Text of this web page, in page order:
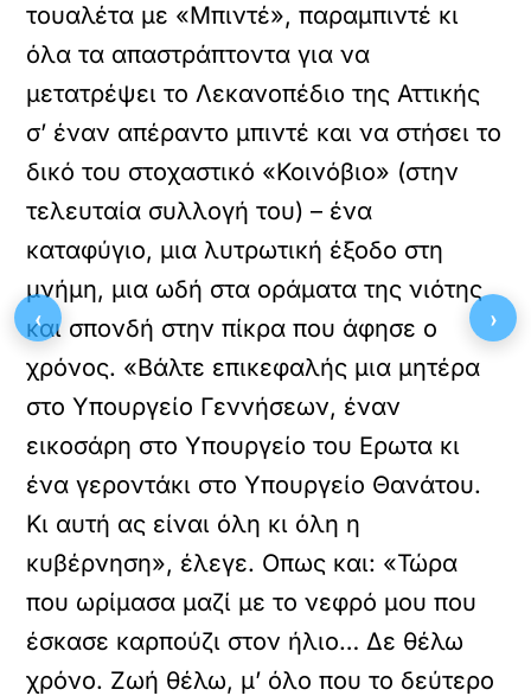
τουαλέτα με «Μπιντέ», παραμπιντέ κι
όλα τα απαστράπτοντα για να
μετατρέψει το Λεκανοπέδιο της Αττικής
σ’ έναν απέραντο μπιντέ και να στήσει το
δικό του στοχαστικό «Κοινόβιο» (στην
τελευταία συλλογή του) – ένα
καταφύγιο, μια λυτρωτική έξοδο στη
μνήμη, μια ωδή στα οράματα της νιότης
και σπονδή στην πίκρα που άφησε ο
χρόνος. «Βάλτε επικεφαλής μια μητέρα
στο Υπουργείο Γεννήσεων, έναν
εικοσάρη στο Υπουργείο του Ερωτα κι
ένα γεροντάκι στο Υπουργείο Θανάτου.
Κι αυτή ας είναι όλη κι όλη η
κυβέρνηση», έλεγε. Οπως και: «Τώρα
που ωρίμασα μαζί με το νεφρό μου που
έσκασε καρπούζι στον ήλιο… Δε θέλω
χρόνο. Ζωή θέλω, μ’ όλο που το δεύτερο
‹ ›